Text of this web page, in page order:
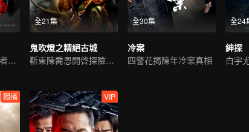
秦明剖開案情爲逝者代言
全21集
鬼吹燈之精絕古城
靳東陳喬恩開啓探險之旅
全30集
冷案
四警花揭陳年冷案真相
全24
紳探
獨播 VIP